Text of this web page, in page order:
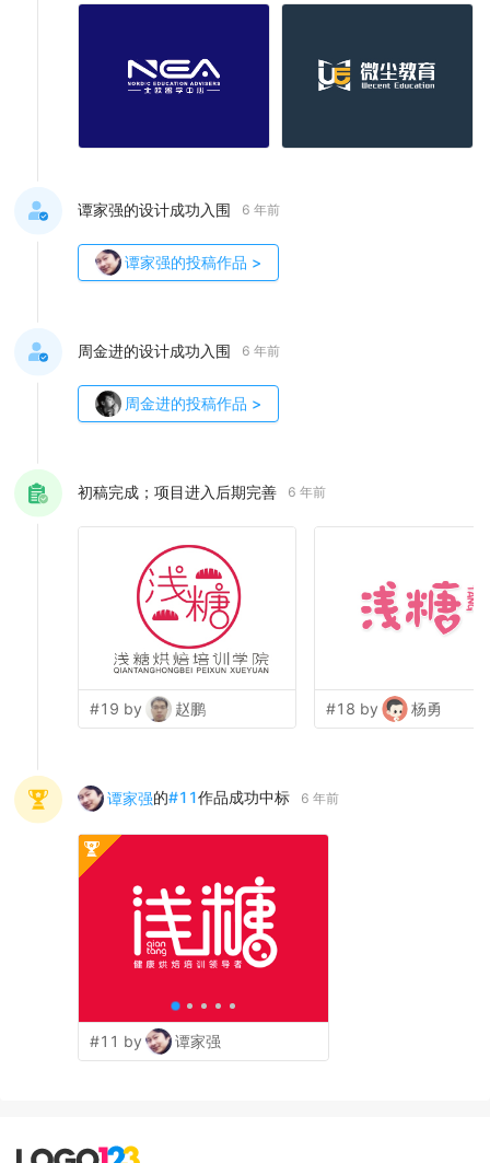
谭家强的设计成功入围 6 年前
谭家强的投稿作品 >
周金进的设计成功入围 6 年前
周金进的投稿作品 >
初稿完成；项目进入后期完善 6 年前
#19 by 赵鹏 #18 by 杨勇
谭家强的#11作品成功中标 6 年前
#11 by 谭家强